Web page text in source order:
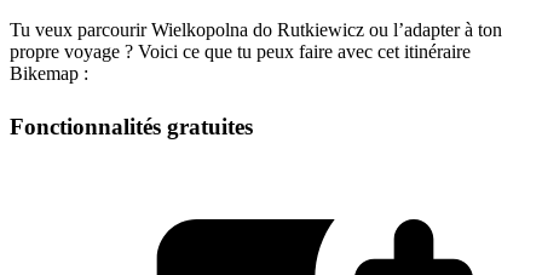
Tu veux parcourir Wielkopolna do Rutkiewicz ou l’adapter à ton
propre voyage ? Voici ce que tu peux faire avec cet itinéraire
Bikemap :
Fonctionnalités gratuites